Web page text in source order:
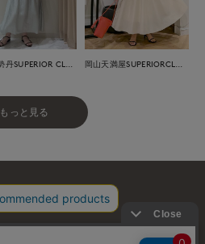
もっと見る
プライバシーポリシー